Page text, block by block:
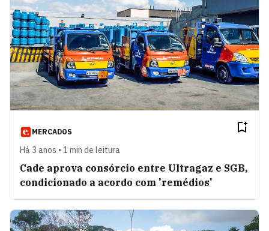
MERCADOS
Há 3 anos • 1 min de leitura
Cade aprova consórcio entre Ultragaz e SGB,
condicionado a acordo com 'remédios'